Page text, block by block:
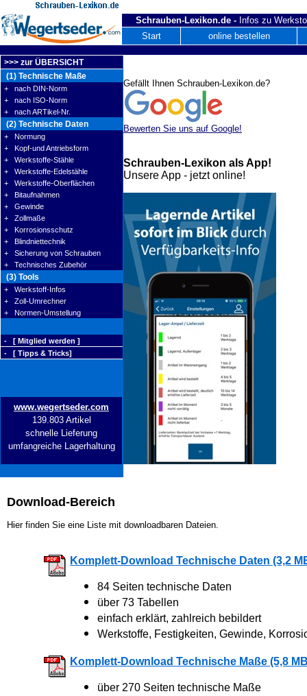
Schrauben-Lexikon.de - Infos zu
Start
online bestellen
>>> zur ÜBERSICHT
(1) Technische Maße
+ nach DIN-Norm
+ nach ISO-Norm
+ nach ARTikel-Nr.
(2) Technische Daten
+ Normung
+ Kopf-und Antriebsform
+ Werkstoffe-Stähle
+ Werkstoffe-Edelstähle
+ Werkstoffe-Oberflächen
+ Bitaufnahmen
+ Gewinde
+ Zollmaße
+ Korrosionsschutz
+ Blindniettechnik
+ Sicherung von Schrauben
+ Technisches Zubehör
(3) Tools
+ Werkstoff-Infos
+ Zoll-Umrechner
+ Normen-Umstellung
- [ Mitglied werden ]
- [ Tipps & Tricks]
www.wegertseder.com
139.803 Artikel
schnelle Lieferung
umfangreiche Lagerhaltung
Download-Bereich
Hier finden Sie eine Liste mit downloadbaren Dateien.
Komplett-Download Technische Daten (3,2
84 Seiten technische Daten
über 73 Tabellen
einfach erklärt, zahlreich bebildert
Werkstoffe, Festigkeiten, Gewinde,
Komplett-Download Technische Maße (5,8
über 270 Seiten technische Maße
Gefällt Ihnen Schrauben-Lexikon.de?
Bewerten Sie uns auf Google!
Schrauben-Lexikon als App!
Unsere App - jetzt online!